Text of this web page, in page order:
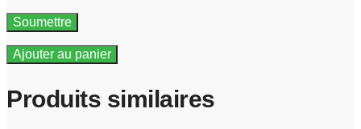
Ajouter au panier
Produits similaires